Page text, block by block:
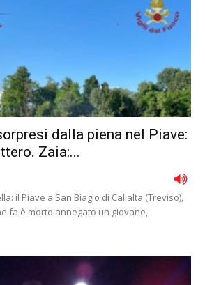
dalla piena nel Piave:
Zaia:...
il Piave a San Biagio di Callalta (Treviso),
fa è morto annegato un giovane,